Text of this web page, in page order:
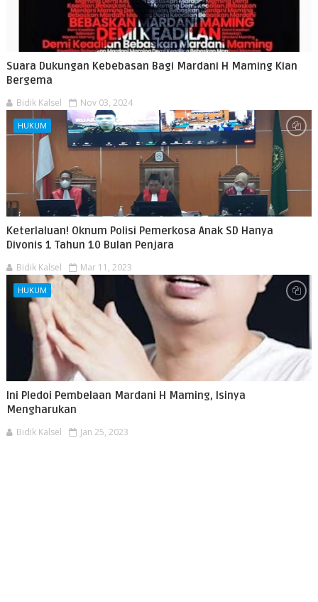
Suara Dukungan Kebebasan Bagi Mardani H Maming Kian
Bergema
Bidik Kalsel Nov 03, 2024
HUKUM
Keterlaluan! Oknum Polisi Pemerkosa Anak SD Hanya
Divonis 1 Tahun 10 Bulan Penjara
Bidik Kalsel Mar 11, 2023
HUKUM
Ini Pledoi Pembelaan Mardani H Maming, Isinya
Mengharukan
Bidik Kalsel Jan 25, 2023